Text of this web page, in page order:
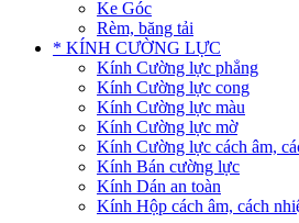
Ke Góc
Rèm, băng tải
* KÍNH CƯỜNG LỰC
Kính Cường lực phẳng
Kính Cường lực cong
Kính Cường lực màu
Kính Cường lực mờ
Kính Cường lực cách âm,
Kính Bán cường lực
Kính Dán an toàn
Kính Hộp cách âm, cách